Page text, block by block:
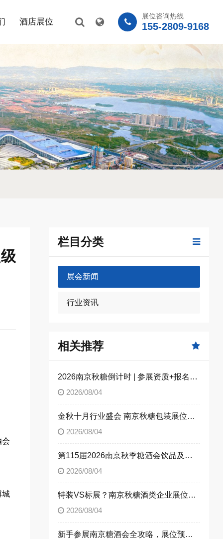
展位咨询热线
155-2809-9168
酒店展位
会
城
栏目分类
展会新闻
行业资讯
相关推荐
2026南京秋糖倒计时 | 参展资质+报名流程全攻略，别因手续不全错失良机（附材料清单）
2026/08/04
金秋十月行业盛会 南京秋糖包装展位限时合规抢订
2026/08/04
第115届2026南京秋季糖酒会饮品及乳制品展区展位申请技巧
2026/08/04
特装VS标展？南京秋糖酒类企业展位选择指南
2026/08/04
新手参展南京糖酒会全攻略，展位预定流程一次性讲清楚